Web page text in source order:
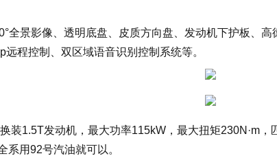
全景影像、透明底盘、皮质方向盘、发动机下护板、
远程控制、双区域语音识别控制系统等。
装1.5T发动机，最大功率115kW，最大扭矩230N·m，
系用92号汽油就可以。